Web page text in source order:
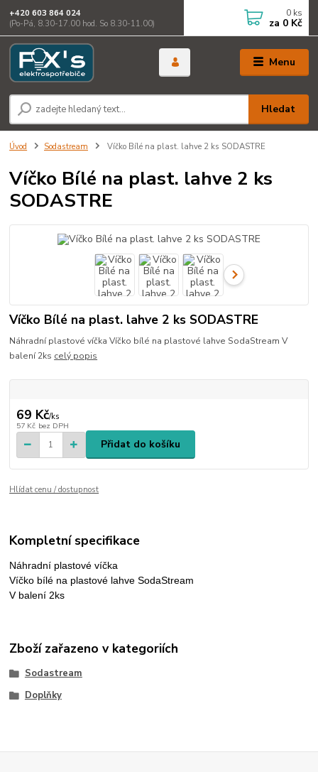
Menu
Hledat
+420 603 864 024
(Po-Pá, 8.30-17.00 hod. So 8.30-11.00)
0 ks
za 0 Kč
Úvod Sodastream Víčko Bílé na plast. lahve 2 ks SODASTRE
Víčko Bílé na plast. lahve 2 ks
SODASTRE
Víčko Bílé na plast. lahve 2 ks SODASTRE
Náhradní plastové víčka Víčko bílé na plastové lahve SodaStream V
balení 2ks celý popis
69 Kč/ks
57 Kč bez DPH
Přidat do košíku
Hlídat cenu / dostupnost
Kompletní specifikace
Náhradní plastové víčka
Víčko bílé na plastové lahve SodaStream
V balení 2ks
Zboží zařazeno v kategoriích
Sodastream
Doplňky